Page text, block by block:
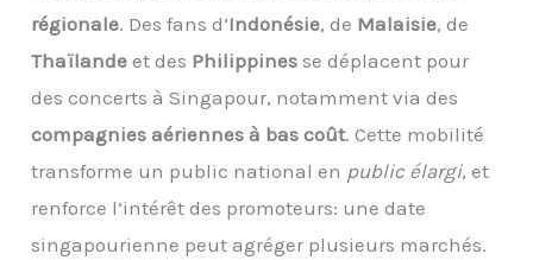
régionale. Des fans d’Indonésie, de Malaisie, de
Thaïlande et des Philippines se déplacent pour
des concerts à Singapour, notamment via des
compagnies aériennes à bas coût. Cette mobilité
transforme un public national en public élargi, et
renforce l’intérêt des promoteurs: une date
singapourienne peut agréger plusieurs marchés.